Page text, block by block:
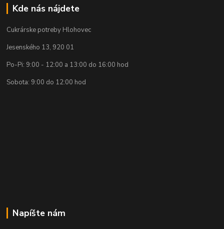
Kde nás nájdete
Cukrárske potreby Hlohovec
Jesenského 13, 920 01
Po-Pi: 9:00 - 12:00 a 13:00 do 16:00 hod
Sobota: 9:00 do 12:00 hod
Napíšte nám